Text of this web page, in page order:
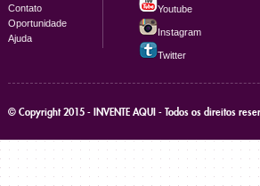
Contato
Oportunidade
Ajuda
Youtube
Instagram
Twitter
© Copyright 2015 - INVENTE AQUI - Todos os direitos